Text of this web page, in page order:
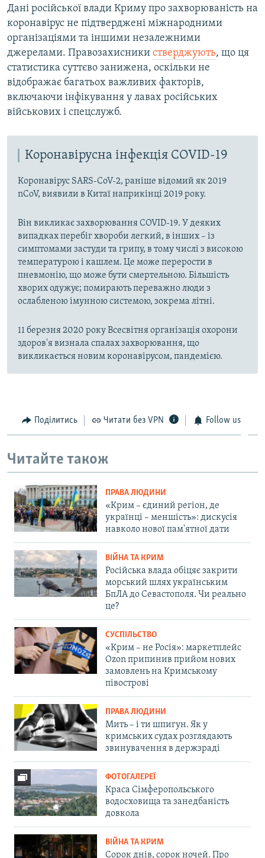
Дані російської влади Криму про захворюваність на
коронавірус не підтверджені міжнародними
організаціями та іншими незалежними
джерелами. Правозахисники стверджують, що ця
статистика суттєво занижена, оскільки не
відображає багатьох важливих факторів,
включаючи інфікування у лавах російських
військових і спецслужб.
Коронавірусна інфекція COVID-19
Коронавірус SARS-CoV-2, раніше відомий як 2019
nCoV, виявили в Китаї наприкінці 2019 року.
Він викликає захворювання COVID-19. У деяких
випадках перебіг хвороби легкий, в інших – із
симптомами застуди та грипу, в тому числі з високою
температурою і кашлем. Це може перерости в
пневмонію, що може бути смертельною. Більшість
хворих одужує; помирають переважно люди з
ослабленою імунною системою, зокрема літні.
11 березня 2020 року Всесвітня організація охорони
здоров'я визнала спалах захворювання, що
викликається новим коронавірусом, пандемією.
Поділитись Читати без VPN Follow us
Читайте також
ПРАВА ЛЮДИНИ
«Крим – єдиний регіон, де
українці – меншість»: дискусія
навколо нової пам'ятної дати
ВІЙНА ТА КРИМ
Російська влада обіцяє закрити
морський шлях українським
БпЛА до Севастополя. Чи реально
це?
СУСПІЛЬСТВО
«Крим – не Росія»: маркетплейс
Ozon припинив прийом нових
замовлень на Кримському
півострові
ПРАВА ЛЮДИНИ
Мить – і ти шпигун. Як у
кримських судах розглядають
звинувачення в держзраді
ФОТОГАЛЕРЕЇ
Краса Сімферопольського
водосховища та занедбаність
довкола
ВІЙНА ТА КРИМ
Сорок днів, сорок ночей. Про